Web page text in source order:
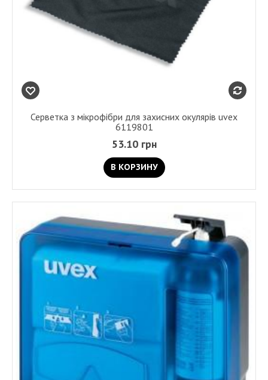
Серветка з мікрофібри для захисних окулярів uvex
6119801
53.10 грн
В КОРЗИНУ